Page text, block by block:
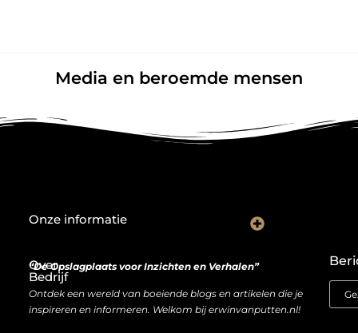
Media en beroemde mensen
Over
Bedrijf
“De Opslagplaats voor Inzichten en Verhalen”
Ontdek een wereld van boeiende blogs en artikelen die je
inspireren en informeren. Welkom bij erwinvanputten.nl!
Onze informatie